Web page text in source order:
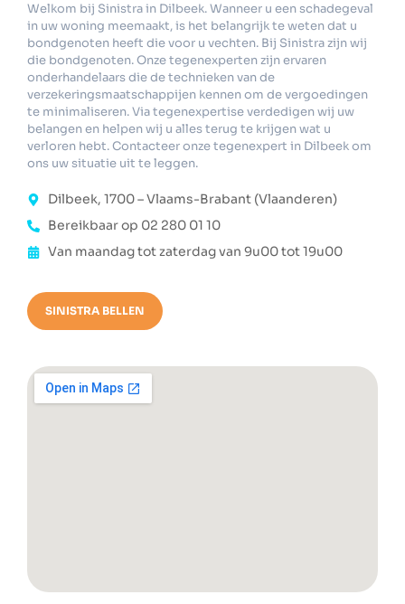
Welkom bij Sinistra in Dilbeek. Wanneer u een schadegeval
in uw woning meemaakt, is het belangrijk te weten dat u
bondgenoten heeft die voor u vechten. Bij Sinistra zijn wij
die bondgenoten. Onze tegenexperten zijn ervaren
onderhandelaars die de technieken van de
verzekeringsmaatschappijen kennen om de vergoedingen
te minimaliseren. Via tegenexpertise verdedigen wij uw
belangen en helpen wij u alles terug te krijgen wat u
verloren hebt. Contacteer onze tegenexpert in Dilbeek om
ons uw situatie uit te leggen.
Dilbeek, 1700 – Vlaams-Brabant (Vlaanderen)
Bereikbaar op 02 280 01 10
Van maandag tot zaterdag van 9u00 tot 19u00
SINISTRA BELLEN